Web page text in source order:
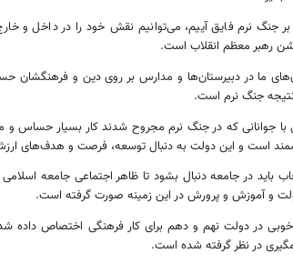
بر جنگ نرم فایق آییم، می‌توانیم نقش خود را در داخل و
رهبر معظم انقلاب است.
ما در دبیرستان‌ها و مدارس بر روی دین و فرهنگشان
جنگ نرم است.
با جوانانی که در جنگ نرم مجروح شدند کار بسیار حساس
است و این دولت به دنبال توسعه، فرصت و هدف‌های
باید در جامعه دنبال بشود تا ظاهر اجتماعی جامعه
و آموزش و پرورش در این زمینه صورت گرفته است.
در دولت نهم و دهم برای کار فرهنگی اختصاص داده
در نظر گرفته شده است.